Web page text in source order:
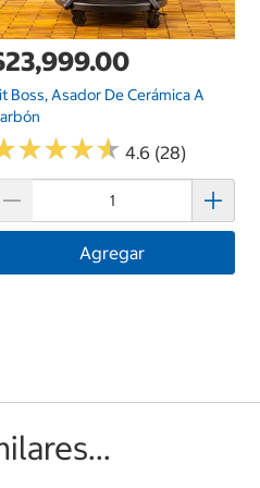
Boss, Asador De Cerámica A
★★★★
★★★★ 4.6 (28)
Agregar